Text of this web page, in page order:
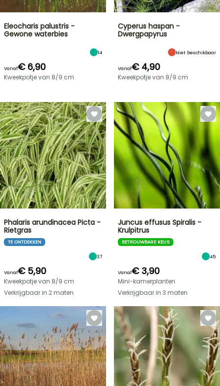
Eleocharis palustris -
Gewone waterbies
14
Vanaf€ 6,90
Kweekpotje van 8/9 cm
Cyperus haspan -
Dwergpapyrus
Niet beschikbaar
Vanaf€ 4,90
Kweekpotje van 8/9 cm
Phalaris arundinacea Picta -
Rietgras
TE ONTDEKKEN
37
Vanaf€ 5,90
Kweekpotje van 8/9 cm
Verkrijgbaar in 2 maten
Juncus effusus Spiralis -
Krulpitrus
BETROUWBARE KEUS
45
Vanaf€ 3,90
Mini-kamerplanten
Verkrijgbaar in 3 maten